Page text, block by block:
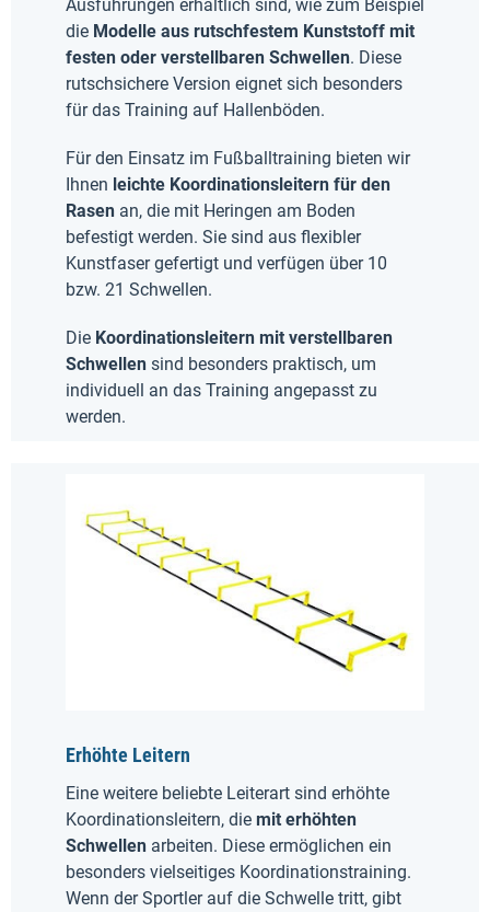
Ausführungen erhältlich sind, wie zum Beispiel
die Modelle aus rutschfestem Kunststoff mit
festen oder verstellbaren Schwellen. Diese
rutschsichere Version eignet sich besonders
für das Training auf Hallenböden.
Für den Einsatz im Fußballtraining bieten wir
Ihnen leichte Koordinationsleitern für den
Rasen an, die mit Heringen am Boden
befestigt werden. Sie sind aus flexibler
Kunstfaser gefertigt und verfügen über 10
bzw. 21 Schwellen.
Die Koordinationsleitern mit verstellbaren
Schwellen sind besonders praktisch, um
individuell an das Training angepasst zu
werden.
Erhöhte Leitern
Eine weitere beliebte Leiterart sind erhöhte
Koordinationsleitern, die mit erhöhten
Schwellen arbeiten. Diese ermöglichen ein
besonders vielseitiges Koordinationstraining.
Wenn der Sportler auf die Schwelle tritt, gibt